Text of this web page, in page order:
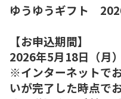
ゆうゆうギフト
【お申込期間】
2026年5月18日（月
※インターネットで
いが完了した時点で